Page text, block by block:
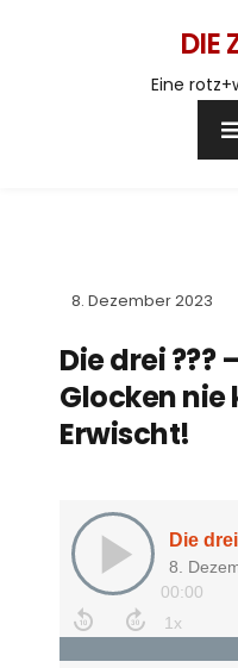
DIE
Eine
8. Dezember 2023
Die drei ???
Glocken nie
Erwischt!